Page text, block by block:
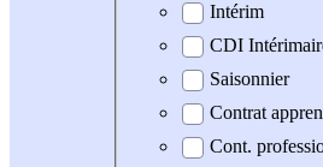
Intérim
CDI
Saisonnier
Contrat
Cont.